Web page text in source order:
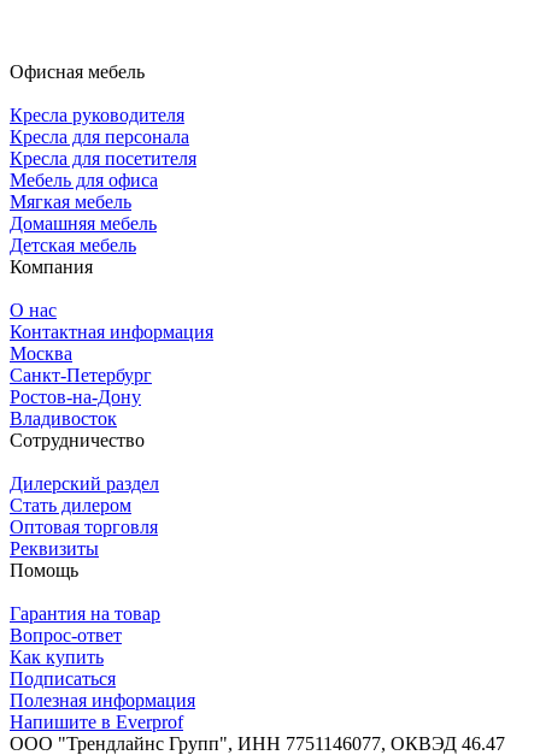
Офисная мебель
Кресла руководителя
Кресла для персонала
Кресла для посетителя
Мебель для офиса
Мягкая мебель
Домашняя мебель
Детская мебель
Компания
О нас
Контактная информация
Москва
Санкт-Петербург
Ростов-на-Дону
Владивосток
Сотрудничество
Дилерский раздел
Стать дилером
Оптовая торговля
Реквизиты
Помощь
Гарантия на товар
Вопрос-ответ
Как купить
Подписаться
Полезная информация
Напишите в Everprof
ООО "Трендлайнс Групп", ИНН 7751146077, ОКВЭД 46.47